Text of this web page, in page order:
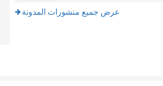
عرض جميع منشورات المدونة